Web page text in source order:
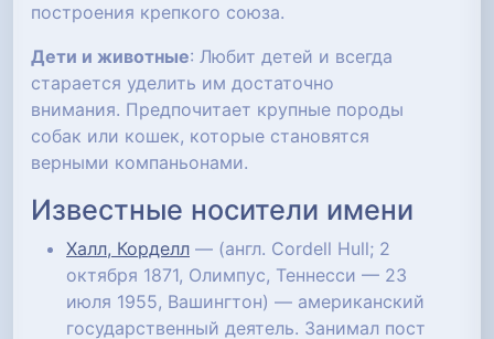
построения крепкого союза.
Дети и животные: Любит детей и всегда
старается уделить им достаточно
внимания. Предпочитает крупные породы
собак или кошек, которые становятся
верными компаньонами.
Известные носители имени
Халл, Корделл — (англ. Cordell Hull; 2
октября 1871, Олимпус, Теннесси — 23
июля 1955, Вашингтон) — американский
государственный деятель. Занимал пост